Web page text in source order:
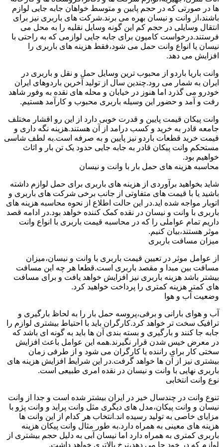
ها در صورتی که در حجم پایین و متوسط خواهان جابه جایی لوازم
باشند،از وانت و نیسان بهره می برند.شرکت های باربری نیز برای
انتقال وسایلی در حجم کم این گونه وسایل نقلیه را به محل می
فرستند.درخواست کامیون برای جابه جایی لوازمی که به راحتی با
نیسان یا انواع وانت حمل می شود،فقط هزینه های باربری را
افزایش می دهد.
وانت باریا باردو از محبوب ترین وسایل حمل و نقل و باربری در
ایران به شمار می رود.چندین سال از تولید آخرین باردوهای ایران
خودرو می گذرد اما هنوز در خیابان و محله های نقده به وفور شاهد
رفت و آمد و حضور این وسیله باربری محبوب و کارآمد هستیم.
وانت پیکان قیمت پایین و قدرت خوبی دارد از این رو اقشار مختلف
جامعه قادر به خرید و کسب درامد از آن هستند.هزینه نگه داری و
قیمت خرید قطعات باردو نیز پایین و به صرفه است.به لطف شاسی
مستحکم وانت پیکان قادر به جابه جایی حدود یک تن بار و اثاث
خواهیم بود.
محاسبه هزینه های حمل بار با وانت و نیسان
شاید بخواهید برآوردی از هزینه های باربری برای حمل لوازم داشته
باشید یا با قیمت های متفاوتی از جانب برخی شرکت های باربری و
اتوبار مواجه شده اید.در این حالت اطلاع از نحوه محاسبه هزینه های
باربری با وانت و نیسان در نقده کمک کننده خواهد بود.در ادامه قصد
داریم تمام عواملی را که در محاسبه قیمت باربری با انواع وانت
موثر هستند،بیان کنیم.
میزان مسافت باربری
از عوامل موثر در تعیین قیمت باربری با وانت و نیسان،میزان
مسافت بین مبدا و مقصد باربری است.قطعا هر چه این مسافت
بیشتر باشد هزینه باربری نیز افزایش خواهد یافت و برای مسافت
های کمتر هزینه کمتری را پرداخت خواهید کرد.
وضعیت آب و هوا
آب و هوای بارانی و برفی،پروسه حمل بار را به لحاظ بارگیری و
ترافیک سخت تر خواهد کرد.کارگران باید با احتیاط بیشتری لوازم را
جابه جا کنند و بارگیری و بسته بندی آن ها باید به گونه ای باشد که
در معرض خیس شدن قرار نگیرند.همه این عوامل باعث افزایش
سختی کار برای راننده یا کارگران می شود و از طرفی زمان
بیشتری نیز از آن ها خواهد گرفت.در این شرایط افزایش هزینه های
باربری نهایی با وانت و نیسان در نقده امری طبیعی است.
نوع وانت انتخابی
تنوع وانت در چندسال خیر در ایران بیشتر شده است و جدا از وانت
نیسان و وانت پیکان،مدل های دیگری مثل وانت پراید و وانت پژو با
مزایای خاصی به تولید رسیده اند.انتخاب هر کدام از این وانت ها
هزینه های معینی به همراه دارد.به طور مثال وانت پیکان هزینه
باربری کمتری به همراه دارد اما نیسان آبی به دلیل حجم بیشتری از
لوازم که در خود جا می دهد،نرخ بالاتری خواهد داشت.